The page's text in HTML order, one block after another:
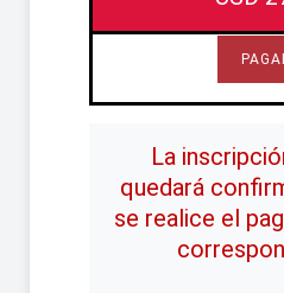
La
quedará
se realice el